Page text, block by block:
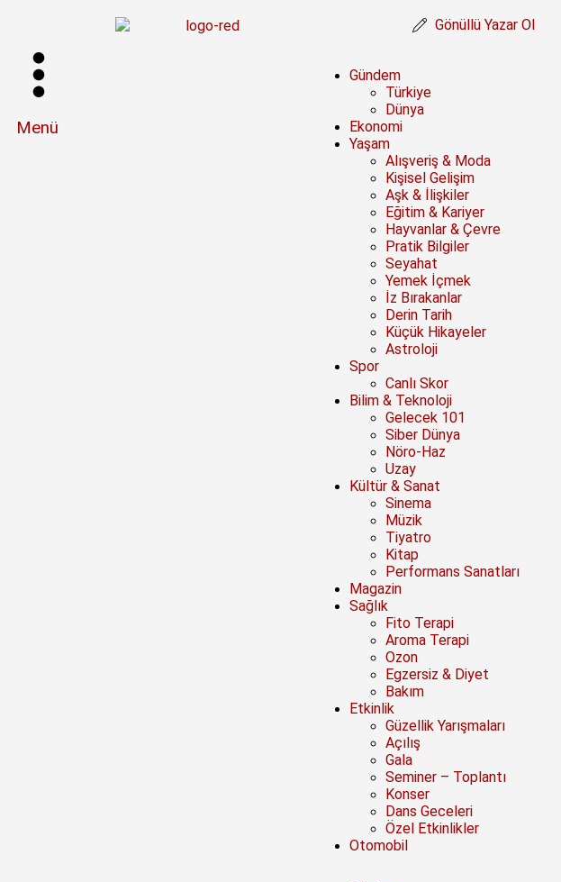
Gönüllü Yazar Ol
Menü
Gündem
Türkiye
Dünya
Ekonomi
Yaşam
Alışveriş & Moda
Kişisel Gelişim
Aşk & İlişkiler
Eğitim & Kariyer
Hayvanlar & Çevre
Pratik Bilgiler
Seyahat
Yemek İçmek
İz Bırakanlar
Derin Tarih
Küçük Hikayeler
Astroloji
Spor
Canlı Skor
Bilim & Teknoloji
Gelecek 101
Siber Dünya
Nöro-Haz
Uzay
Kültür & Sanat
Sinema
Müzik
Tiyatro
Kitap
Performans Sanatları
Magazin
Sağlık
Fito Terapi
Aroma Terapi
Ozon
Egzersiz & Diyet
Bakım
Etkinlik
Güzellik Yarışmaları
Açılış
Gala
Seminer – Toplantı
Konser
Dans Geceleri
Özel Etkinlikler
Otomobil